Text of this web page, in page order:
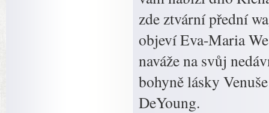
zde ztvární přední
objeví Eva-Maria
naváže na svůj
bohyně lásky
DeYoung.